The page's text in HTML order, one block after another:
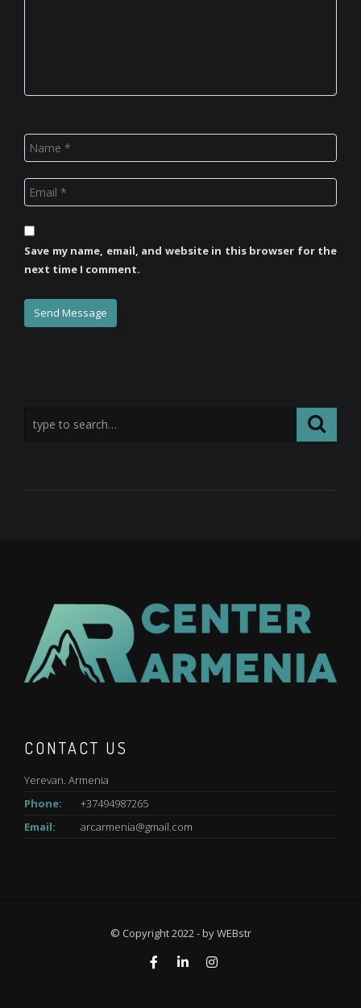
Save my name, email, and website in this browser for the
next time I comment.
CONTACT US
Yerevan. Armenia
Phone:
+37494987265
Email:
arcarmenia@gmail.com
© Copyright 2022 - byWEBstr